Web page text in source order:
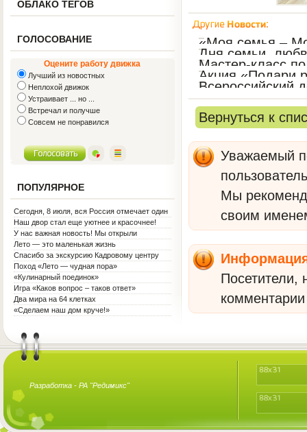
ОБЛАКО ТЕГОВ
ГОЛОСОВАНИЕ
Оцените работу движка
Лучший из новостных
Неплохой движок
Устраивает ... но ...
Встречал и получше
Совсем не понравился
ПОПУЛЯРНОЕ
Сегодня, 8 июля, вся Россия отмечает один
из самых светлых праздников — День
семьи, любви и верности!
Наш двор стал еще уютнее и красочнее!
У нас важная новость! Мы открыли
Социальную гостиную.
Лето — это маленькая жизнь
Спасибо за экскурсию Кадровому центру
Поход «Лето — чудная пора»
«Кулинарный поединок»
Игра «Каков вопрос – таков ответ»
Два мира на 64 клетках
«Сделаем наш дом круче!»
«Моя семья –
Дня семьи,
Мастер-класс
Валентина.
Акция «Подари
Всероссийский
Вернуться к
Уважаемый
Мы
своим
Посетители,
Разработка - РА "Редимикс"